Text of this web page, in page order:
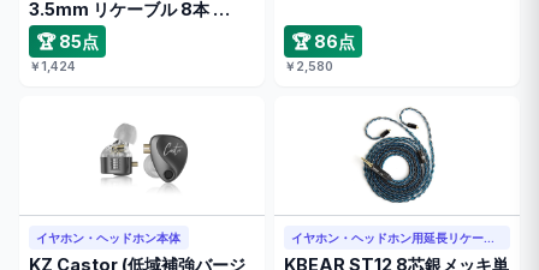
3.5mm リケーブル 8本 …
🏆 85点
￥1,424
🏆 86点
￥2,580
イヤホン・ヘッドホン本体
KZ Castor (低域補強バージ
イヤホン・ヘッドホン用延長リケーブル
KBEAR ST12 8芯銀メッキ単